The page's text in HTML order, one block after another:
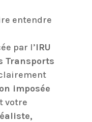
entendre
par l’IRU
Transports
imposée
votre